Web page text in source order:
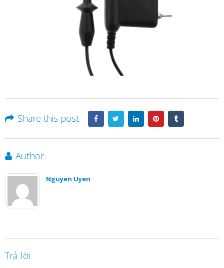
Share this post
Author
Nguyen Uyen
Trả lời